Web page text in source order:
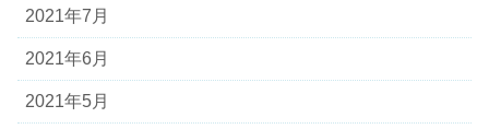
2021年7月
2021年6月
2021年5月